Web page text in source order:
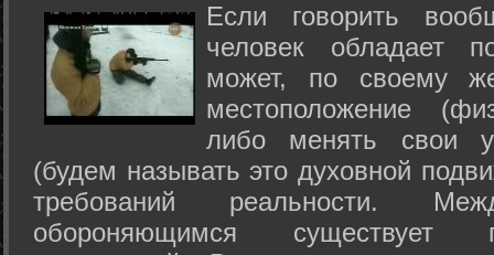
Если говорить
человек обладает
может, по своему
местоположение
либо менять свои
(будем называть это духовной
требований реальности.
обороняющимся существует